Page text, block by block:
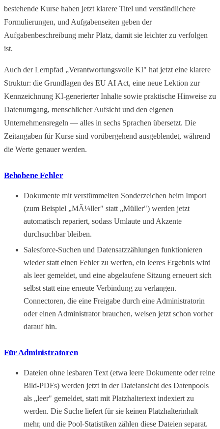
bestehende Kurse haben jetzt klarere Titel und verständlichere
Formulierungen, und Aufgabenseiten geben der
Aufgabenbeschreibung mehr Platz, damit sie leichter zu verfolgen
ist.
Auch der Lernpfad „Verantwortungsvolle KI" hat jetzt eine klarere
Struktur: die Grundlagen des EU AI Act, eine neue Lektion zur
Kennzeichnung KI-generierter Inhalte sowie praktische Hinweise zu
Datenumgang, menschlicher Aufsicht und den eigenen
Unternehmensregeln — alles in sechs Sprachen übersetzt. Die
Zeitangaben für Kurse sind vorübergehend ausgeblendet, während
die Werte genauer werden.
Behobene Fehler
Dokumente mit verstümmelten Sonderzeichen beim Import
(zum Beispiel „MÃ¼ller" statt „Müller") werden jetzt
automatisch repariert, sodass Umlaute und Akzente
durchsuchbar bleiben.
Salesforce-Suchen und Datensatzzählungen funktionieren
wieder statt einen Fehler zu werfen, ein leeres Ergebnis wird
als leer gemeldet, und eine abgelaufene Sitzung erneuert sich
selbst statt eine erneute Verbindung zu verlangen.
Connectoren, die eine Freigabe durch eine Administratorin
oder einen Administrator brauchen, weisen jetzt schon vorher
darauf hin.
Für Administratoren
Dateien ohne lesbaren Text (etwa leere Dokumente oder reine
Bild-PDFs) werden jetzt in der Dateiansicht des Datenpools
als „leer" gemeldet, statt mit Platzhaltertext indexiert zu
werden. Die Suche liefert für sie keinen Platzhalterinhalt
mehr, und die Pool-Statistiken zählen diese Dateien separat.